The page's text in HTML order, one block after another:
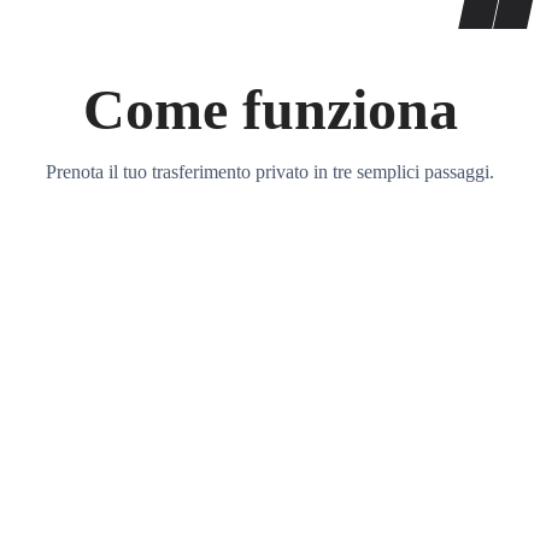
Come funziona
Prenota il tuo trasferimento privato in tre semplici passaggi.